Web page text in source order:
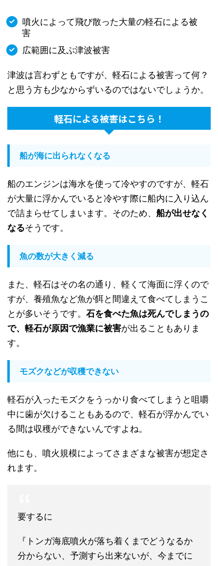
噴火によって飛び散った大量の軽石による被
害
広範囲に及ぶ津波被害
津波は言わずともですが、軽石による被害って何？
と思う方も少なからずいるのではないでしょうか。
軽石による被害はこちら！
船が海に出られなくなる
船のエンジンは海水を使って冷やすのですが、軽石
が大量に浮かんでいると冷やす際に船内に入り込ん
で詰まらせてしまいます。そのため、 船が出せなく
なるそうです。
魚の数が大きく減る
また、軽石はその名の通り、軽くて海面に浮くので
すが、養殖魚など魚が餌と間違えて食べてしまうこ
とが多いそうです。 石を食べた魚は死んでしまうの
で、軽石が原因で漁業に被害が出ることもありま
す。
モズクなどが収穫できない
軽石が入ったモズクをうっかり食べてしまうと咀嚼
中に歯が欠けることもあるので、軽石が浮かんでい
る間は収穫ができないんですよね。
他にも、噴火規模によってさまざまな被害が想定さ
れます。
要するに
『トンガ海底噴火が落ち着くまでどうなるか
分からない、予測すら出来ないが、今までに